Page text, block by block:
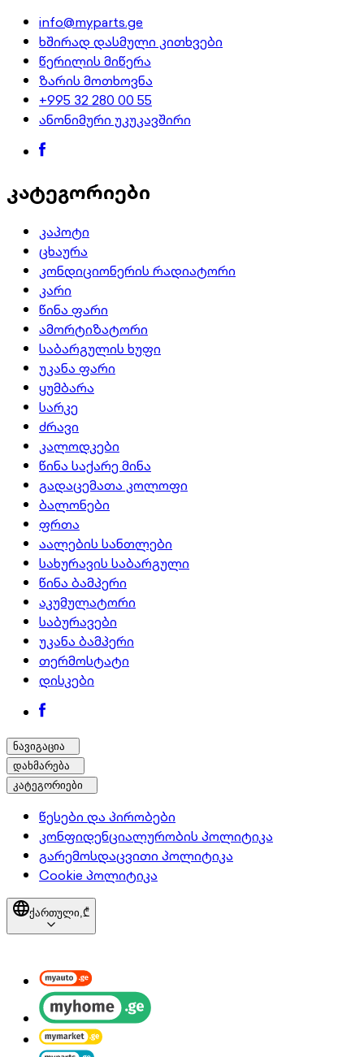
info@myparts.ge
ხშირად დასმული კითხვები
წერილის მიწერა
ზარის მოთხოვნა
+995 32 280 00 55
ანონიმური უკუკავშირი
კატეგორიები
კაპოტი
ცხაურა
კონდიციონერის რადიატორი
კარი
წინა ფარი
ამორტიზატორი
საბარგულის ხუფი
უკანა ფარი
ყუმბარა
სარკე
ძრავი
კალოდკები
წინა საქარე მინა
გადაცემათა კოლოფი
ბალონები
ფრთა
აალების სანთლები
სახურავის საბარგული
წინა ბამპერი
აკუმულატორი
საბურავები
უკანა ბამპერი
თერმოსტატი
დისკები
ნავიგაცია
დახმარება
კატეგორიები
წესები და პირობები
კონფიდენციალურობის პოლიტიკა
გარემოსდაცვითი პოლიტიკა
Cookie პოლიტიკა
ქართული,₾